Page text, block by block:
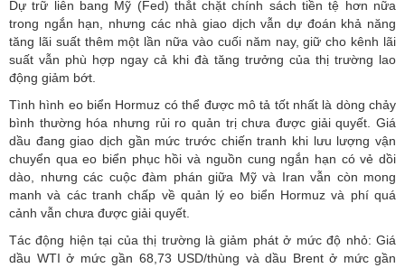
Dự trữ liên bang Mỹ (Fed) thắt chặt chính sách tiền tệ hơn nữa
trong ngắn hạn, nhưng các nhà giao dịch vẫn dự đoán khả năng
tăng lãi suất thêm một lần nữa vào cuối năm nay, giữ cho kênh lãi
suất vẫn phù hợp ngay cả khi đà tăng trưởng của thị trường lao
động giảm bớt.
Tình hình eo biển Hormuz có thể được mô tả tốt nhất là dòng chảy
bình thường hóa nhưng rủi ro quản trị chưa được giải quyết. Giá
dầu đang giao dịch gần mức trước chiến tranh khi lưu lượng vận
chuyển qua eo biển phục hồi và nguồn cung ngắn hạn có vẻ dồi
dào, nhưng các cuộc đàm phán giữa Mỹ và Iran vẫn còn mong
manh và các tranh chấp về quản lý eo biển Hormuz và phí quá
cảnh vẫn chưa được giải quyết.
Tác động hiện tại của thị trường là giảm phát ở mức độ nhỏ: Giá
dầu WTI ở mức gần 68,73 USD/thùng và dầu Brent ở mức gần